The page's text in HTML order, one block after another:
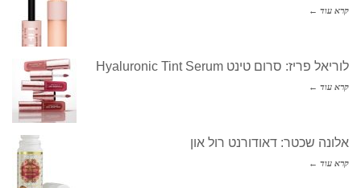
קרא עוד ←
לוריאל פריז: סרום טינט Hyaluronic Tint Serum
קרא עוד ←
אלונה שכטר: דאודורנט רול און
קרא עוד ←